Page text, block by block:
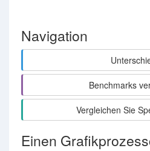
Navigation
Benchmarks
Vergleichen Sie
Einen